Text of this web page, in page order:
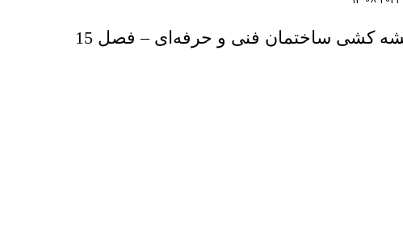
نمونه‌سوالات نقشه کشی ساختمان فنی و حرفه‌ای – فصل 15